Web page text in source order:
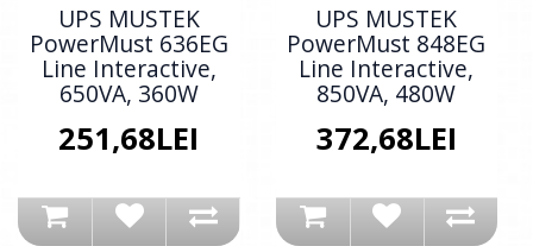
UPS MUSTEK
PowerMust 636EG
Line Interactive,
650VA, 360W
251,68LEI
UPS MUSTEK
PowerMust 848EG
Line Interactive,
850VA, 480W
372,68LEI